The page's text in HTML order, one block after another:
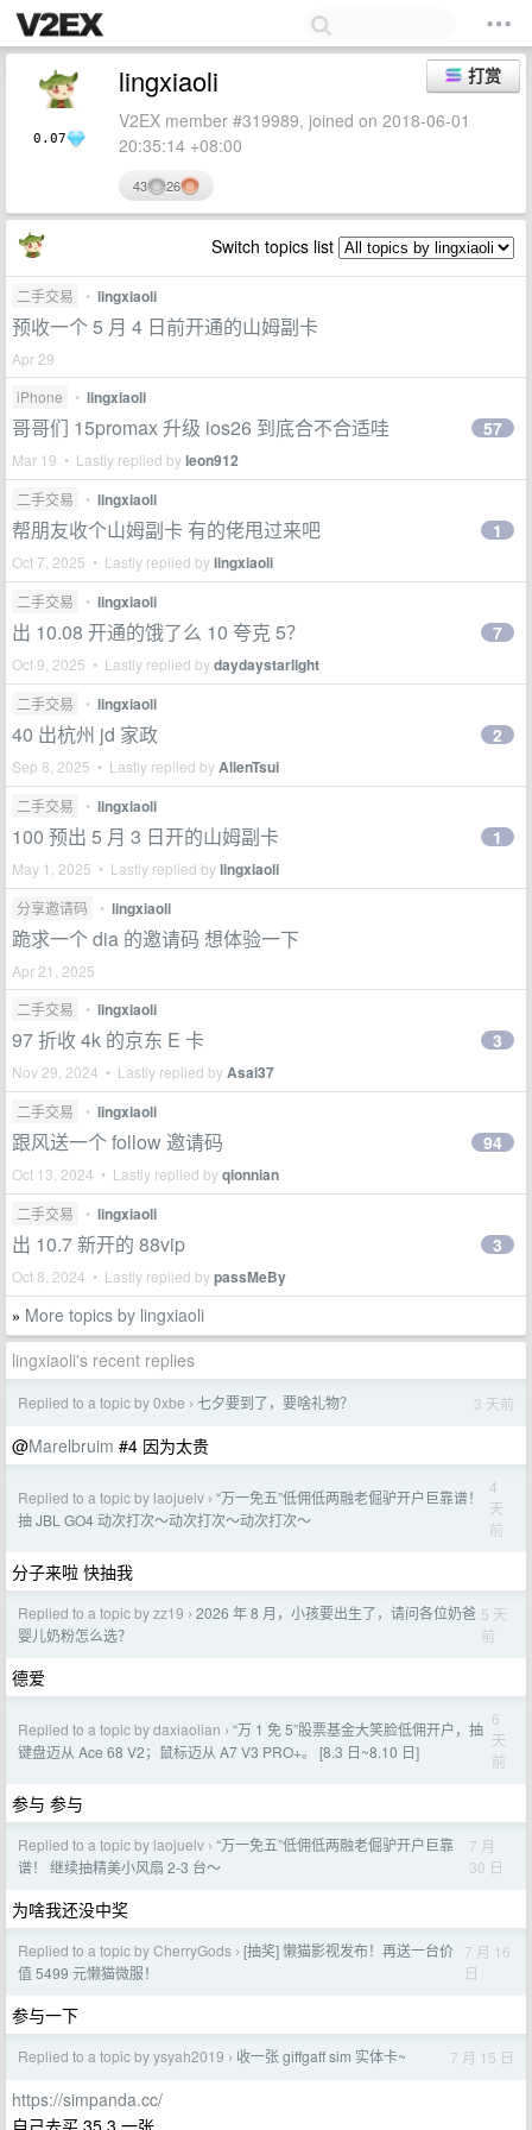
0.07
打赏
lingxiaoli
V2EX member #319989, joined on 2018-06-01
20:35:14 +08:00
43 26
Switch topics list
二手交易 • lingxiaoli
预收一个 5 月 4 日前开通的山姆副卡
Apr 29
iPhone
• lingxiaoli
哥哥们 15promax 升级 ios26 到底合不合适哇
Mar 19 • Lastly replied byleon912
57
二手交易 • lingxiaoli
帮朋友收个山姆副卡 有的佬甩过来吧
Oct 7, 2025 • Lastly replied bylingxiaoli
1
二手交易 • lingxiaoli
出 10.08 开通的饿了么 10 夸克 5？
Oct 9, 2025 • Lastly replied bydaydaystarlight
7
二手交易 • lingxiaoli
40 出杭州 jd 家政
Sep 8, 2025 • Lastly replied byAllenTsui
2
二手交易 • lingxiaoli
100 预出 5 月 3 日开的山姆副卡
May 1, 2025 • Lastly replied bylingxiaoli
1
分享邀请码 • lingxiaoli
跪求一个 dia 的邀请码 想体验一下
Apr 21, 2025
二手交易
• lingxiaoli
97 折收 4k 的京东 E 卡
Nov 29, 2024 • Lastly replied byAsai37
3
二手交易 • lingxiaoli
跟风送一个 follow 邀请码
Oct 13, 2024 • Lastly replied byqionnian
94
二手交易 • lingxiaoli
出 10.7 新开的 88vip
Oct 8, 2024 • Lastly replied bypassMeBy
3
» More topics by lingxiaoli
lingxiaoli's recent replies
Replied to a topic by 0xbe › 七夕要到了，要啥礼物？ 3 天前
@Marelbruim #4 因为太贵
Replied to a topic by laojuelv › “万一免五”低佣低两融老倔驴开户巨靠谱！
抽 JBL GO4 动次打次～动次打次～动次打次～
4
天
前
分子来啦 快抽我
Replied to a topic by zz19 › 2026 年 8 月，小孩要出生了，请问各位奶爸
婴儿奶粉怎么选？
5 天
前
德爱
Replied to a topic by daxiaolian › “万 1 免 5”股票基金大笑脸低佣开户，抽
键盘迈从 Ace 68 V2；鼠标迈从 A7 V3 PRO+。 [8.3 日~8.10 日]
6
天
前
参与 参与
Replied to a topic by laojuelv › “万一免五”低佣低两融老倔驴开户巨靠
谱！ 继续抽精美小风扇 2-3 台～
7 月
30 日
为啥我还没中奖
Replied to a topic by CherryGods › [抽奖] 懒猫影视发布！再送一台价
值 5499 元懒猫微服！
7 月 16
日
参与一下
Replied to a topic by ysyah2019 › 收一张 giffgaff sim 实体卡~ 7 月 15 日
https://simpanda.cc/
自己去买 35.3 一张